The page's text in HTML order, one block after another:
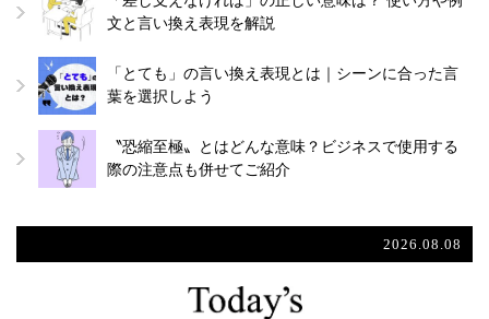
文と言い換え表現を解説
「とても」の言い換え表現とは｜シーンに合った言
葉を選択しよう
〝恐縮至極〟とはどんな意味？ビジネスで使用する
際の注意点も併せてご紹介
2026.08.08